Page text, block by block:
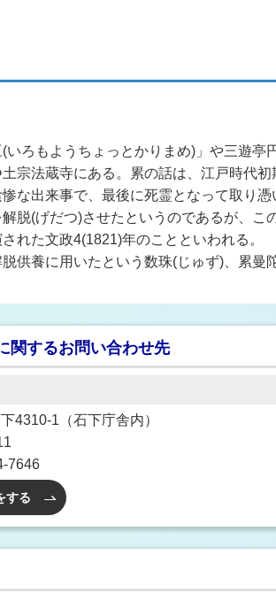
いろもようちょっとかりまめ)」や三遊
宗法蔵寺にある。累の話は、江戸時代
な出来事で、最後に死霊となって取り
脱(げだつ)させたというのであるが、
れた文政4(1821)年のことといわれる。
供養に用いたという数珠(じゅず)、累曼
関するお問い合わせ先
4310-1（石下庁舎内）
7646
する